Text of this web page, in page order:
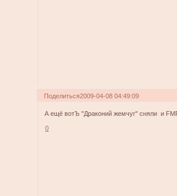
Поделиться2009-04-08 04:49:09
А ещё вотЪ "Драконий жемчуг" сняли и
0